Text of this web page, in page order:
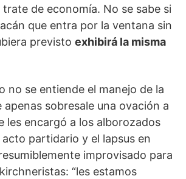
trate de economía. No se sabe si
que entra por la ventana sin
previsto exhibirá la misma
no se entiende el manejo de la
apenas sobresale una ovación a
les encargó a los alborozados
partidario y el lapsus en
improvisado para
“les estamos